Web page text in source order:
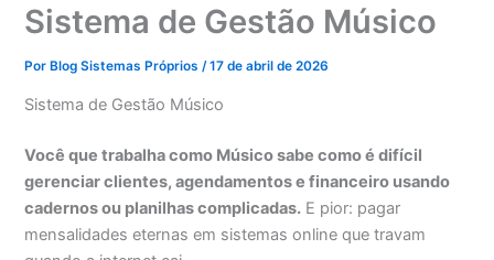
Sistema de Gestão Músico
Por Blog Sistemas Próprios/17 de abril de 2026
Sistema de Gestão Músico
Você que trabalha como Músico sabe como é difícil
gerenciar clientes, agendamentos e financeiro usando
cadernos ou planilhas complicadas. E pior: pagar
mensalidades eternas em sistemas online que travam